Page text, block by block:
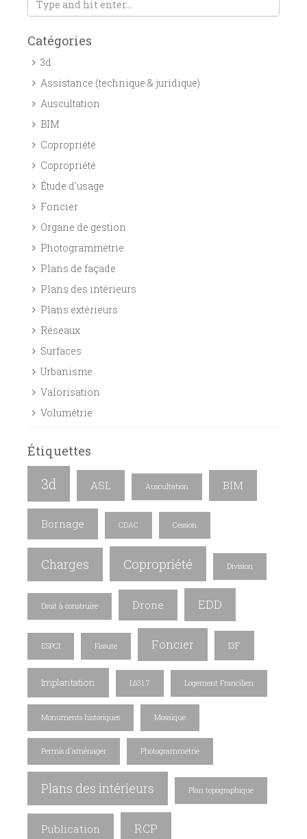
Catégories
3d
Assistance (technique & juridique)
Auscultation
BIM
Copropriété
Copropriété
Étude d'usage
Foncier
Organe de gestion
Photogrammétrie
Plans de façade
Plans des intérieurs
Plans extérieurs
Réseaux
Surfaces
Urbanisme
Valorisation
Volumétrie
Étiquettes
3d ASL Auscultation BIM
Bornage CDAC Cession
Charges Copropriété Division
Droit à construire Drone EDD
ESPCI Fissure Foncier I3F
Implantation L631.7 Logement Francilien
Monuments historiques Mosaïque
Permis d'aménager Photogrammétrie
Plans des intérieurs Plan topographique
Publication RCP